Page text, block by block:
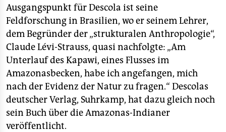
Ausgangspunkt für Descola ist seine
Feldforschung in Brasilien, wo er seinem Lehrer,
dem Begründer der „strukturalen Anthropologie“,
Claude Lévi-Strauss, quasi nachfolgte: „Am
Unterlauf des Kapawi, eines Flusses im
Amazonasbecken, habe ich angefangen, mich
nach der Evidenz der Natur zu fragen.“ Descolas
deutscher Verlag, Suhrkamp, hat dazu gleich noch
sein Buch über die Amazonas-Indianer
veröffentlicht.